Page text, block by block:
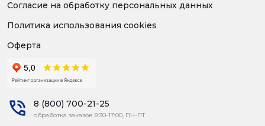
Согласие на обработку персональных данных
Политика использования cookies
Оферта
8 (800) 700-21-25
обработка заказов 8:30-17:00, ПН-ПТ